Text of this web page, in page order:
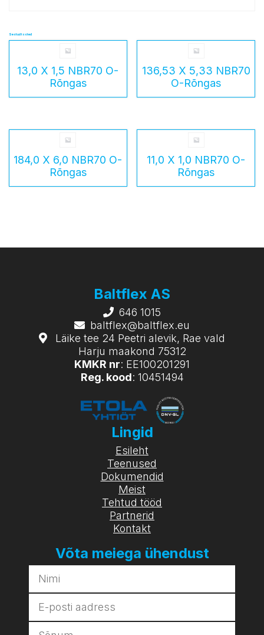
Seotud tooted
13,0 X 1,5 NBR70 O-
Rõngas
136,53 X 5,33 NBR70
O-Rõngas
184,0 X 6,0 NBR70 O-
Rõngas
11,0 X 1,0 NBR70 O-
Rõngas
Baltflex AS
646 1015
baltflex@baltflex.eu
Läike tee 24 Peetri alevik, Rae vald
Harju maakond 75312
KMKR nr: EE100201291
Reg. kood: 10451494
Lingid
Esileht
Teenused
Dokumendid
Meist
Tehtud tööd
Partnerid
Kontakt
Võta meiega ühendust